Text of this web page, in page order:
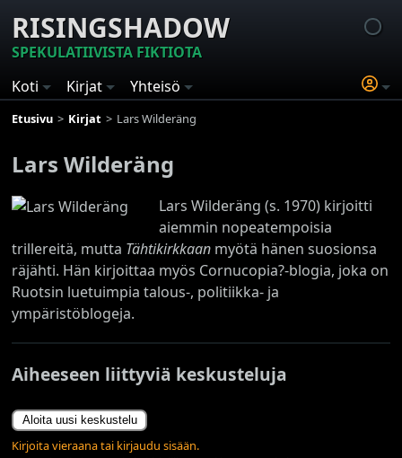
RISINGSHADOW
SPEKULATIIVISTA FIKTIOTA
Koti
Kirjat Yhteisö
Etusivu Kirjat Lars Wilderäng
Lars Wilderäng
Lars Wilderäng (s. 1970) kirjoitti
aiemmin nopeatempoisia
trillereitä, mutta Tähtikirkkaan myötä hänen suosionsa
räjähti. Hän kirjoittaa myös Cornucopia?-blogia, joka on
Ruotsin luetuimpia talous-, politiikka- ja
ympäristöblogeja.
Aiheeseen liittyviä keskusteluja
Aloita uusi keskustelu
Kirjoita vieraana tai kirjaudu sisään.